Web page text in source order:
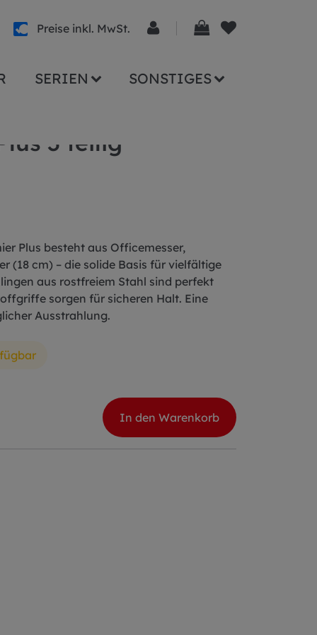
Preise inkl. MwSt.
SERIEN SONSTIGES
3 teilig
Plus besteht aus Officemesser,
(18 cm) – die solide Basis für vielfältige
aus rostfreiem Stahl sind perfekt
sorgen für sicheren Halt. Eine
Ausstrahlung.
In den Warenkorb